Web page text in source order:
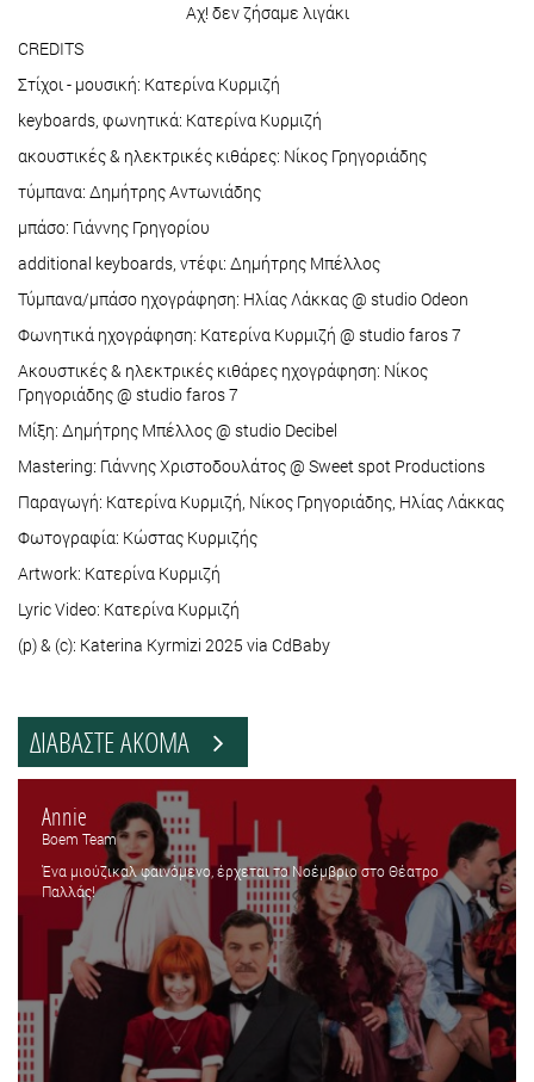
Αχ! δεν ζήσαμε λιγάκι
CREDITS
Στίχοι - μουσική: Κατερίνα Κυρμιζή
keyboards, φωνητικά: Κατερίνα Κυρμιζή
ακουστικές & ηλεκτρικές κιθάρες: Νίκος Γρηγοριάδης
τύμπανα: Δημήτρης Αντωνιάδης
μπάσο: Γιάννης Γρηγορίου
additional keyboards, ντέφι: Δημήτρης Μπέλλος
Τύμπανα/μπάσο ηχογράφηση: Ηλίας Λάκκας @ studio Odeon
Φωνητικά ηχογράφηση: Κατερίνα Κυρμιζή @ studio faros 7
Ακουστικές & ηλεκτρικές κιθάρες ηχογράφηση: Νίκος
Γρηγοριάδης @ studio faros 7
Μίξη: Δημήτρης Μπέλλος @ studio Decibel
Mastering: Γιάννης Χριστοδουλάτος @ Sweet spot Productions
Παραγωγή: Κατερίνα Κυρμιζή, Νίκος Γρηγοριάδης, Ηλίας Λάκκας
Φωτογραφία: Κώστας Κυρμιζής
Artwork: Κατερίνα Κυρμιζή
Lyric Video: Κατερίνα Κυρμιζή
(p) & (c): Katerina Kyrmizi 2025 via CdBaby
ΔΙΑΒΑΣΤΕ ΑΚΟΜΑ
Annie
Boem Team
Ένα μιούζικαλ φαινόμενο, έρχεται το Νοέμβριο στο Θέατρο
Παλλάς!